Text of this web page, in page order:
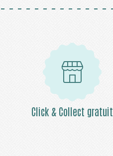
Click & Collect gratuit